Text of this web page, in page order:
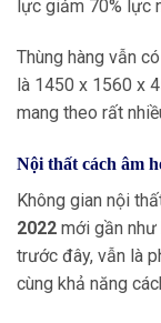
lực giảm 70% lực
Thùng hàng vẫn
là 1450 x 1560 x
mang theo rất
Nội thất cách âm
Không gian nội
2022 mới gần
trước đây, vẫn là
cùng khả năng